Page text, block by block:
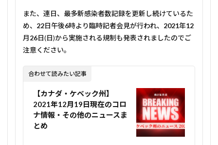
また、連日、最多新感染者数記録を更新し続けているた
め、 22日午後6時より臨時記者会見が行われ、 2021年12
月26日(日)から実施される規制も発表されましたのでご
注意ください。
合わせて読みたい記事
【カナダ・ケベック州】
2021年12月19日現在のコロ
ナ情報・その他のニュースま
とめ